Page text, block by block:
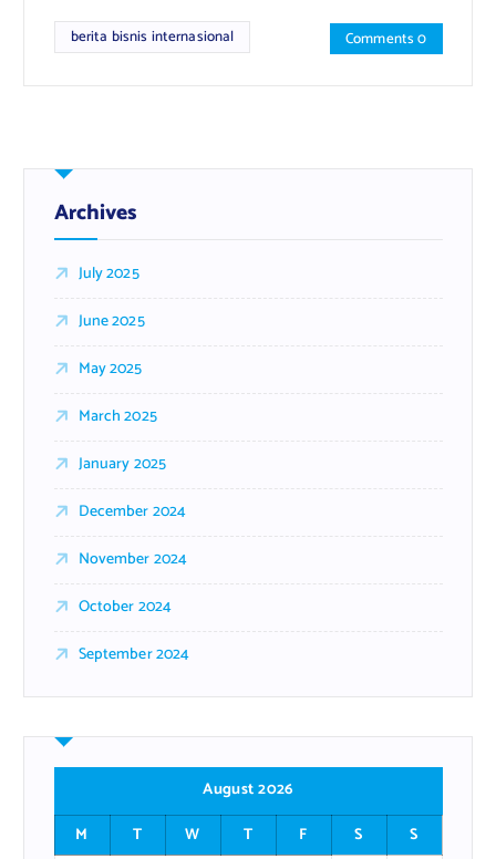
berita bisnis internasional Comments 0
Archives
July 2025
June 2025
May 2025
March 2025
January 2025
December 2024
November 2024
October 2024
September 2024
August 2026
M
T W T F S
S